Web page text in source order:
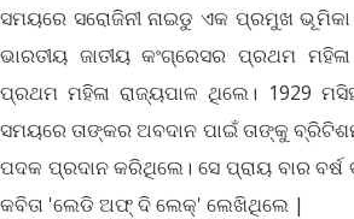
ସମୟରେ ସରୋଜିନୀ ନାଇଡୁ ଏକ ପ୍ରମୁଖ
ଭାରତୀୟ ଜାତୀୟ କଂଗ୍ରେସର ପ୍ରଥମ
ପ୍ରଥମ ମହିଳା ରାଜ୍ୟପାଳ ଥିଲେ। 1929
ସମୟରେ ତାଙ୍କର ଅବଦାନ ପାଇଁ ତାଙ୍କୁ
ପଦକ ପ୍ରଦାନ କରିଥିଲେ। ସେ ପ୍ରାୟ ବାର
କବିତା 'ଲେଡି ଅଫ୍ ଦି ଲେକ୍' ଲେଖିଥିଲେ |